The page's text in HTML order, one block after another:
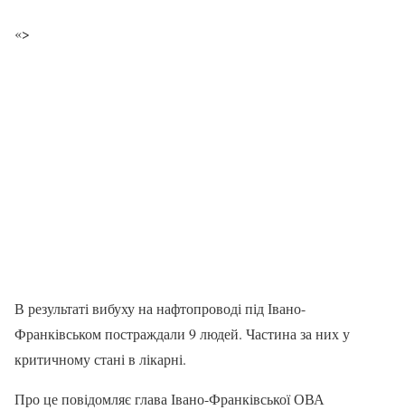
«>
В результаті вибуху на нафтопроводі під Івано-
Франківськом постраждали 9 людей. Частина за них у
критичному стані в лікарні.
Про це повідомляє глава Івано-Франківської ОВА